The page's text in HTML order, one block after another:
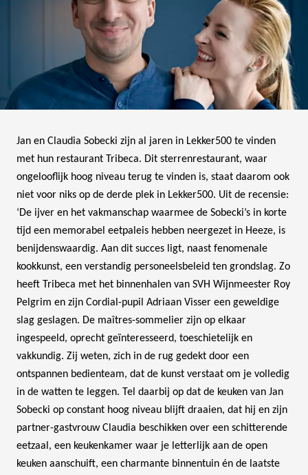
Jan en Claudia Sobecki zijn al jaren in Lekker500 te vinden
met hun restaurant Tribeca. Dit sterrenrestaurant, waar
ongelooflijk hoog niveau terug te vinden is, staat daarom ook
niet voor niks op de derde plek in Lekker500. Uit de recensie:
‘De ijver en het vakmanschap waarmee de Sobecki’s in korte
tijd een memorabel eetpaleis hebben neergezet in Heeze, is
benijdenswaardig. Aan dit succes ligt, naast fenomenale
kookkunst, een verstandig personeelsbeleid ten grondslag. Zo
heeft Tribeca met het binnenhalen van SVH Wijnmeester Roy
Pelgrim en zijn Cordial-pupil Adriaan Visser een geweldige
slag geslagen. De maîtres-sommelier zijn op elkaar
ingespeeld, oprecht geïnteresseerd, toeschietelijk en
vakkundig. Zij weten, zich in de rug gedekt door een
ontspannen bedienteam, dat de kunst verstaat om je volledig
in de watten te leggen. Tel daarbij op dat de keuken van Jan
Sobecki op constant hoog niveau blijft draaien, dat hij en zijn
partner-gastvrouw Claudia beschikken over een schitterende
eetzaal, een keukenkamer waar je letterlijk aan de open
keuken aanschuift, een charmante binnentuin én de laatste